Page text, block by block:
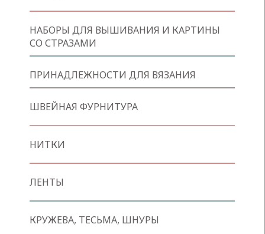
НАБОРЫ ДЛЯ ВЫШИВАНИЯ И КАРТИНЫ
СО СТРАЗАМИ
ПРИНАДЛЕЖНОСТИ ДЛЯ ВЯЗАНИЯ
ШВЕЙНАЯ ФУРНИТУРА
НИТКИ
ЛЕНТЫ
КРУЖЕВА, ТЕСЬМА, ШНУРЫ